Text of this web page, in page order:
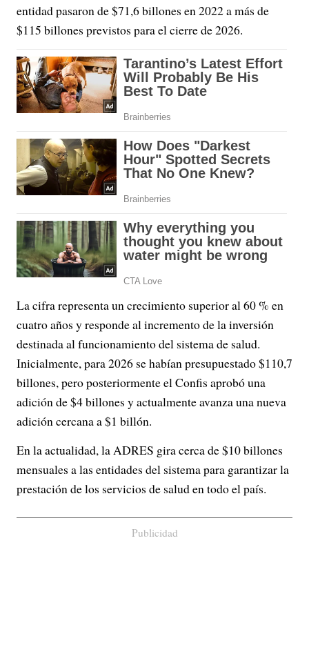
entidad pasaron de $71,6 billones en 2022 a más de
$115 billones previstos para el cierre de 2026.
La cifra representa un crecimiento superior al 60 % en
cuatro años y responde al incremento de la inversión
destinada al funcionamiento del sistema de salud.
Inicialmente, para 2026 se habían presupuestado $110,7
billones, pero posteriormente el Confis aprobó una
adición de $4 billones y actualmente avanza una nueva
adición cercana a $1 billón.
En la actualidad, la ADRES gira cerca de $10 billones
mensuales a las entidades del sistema para garantizar la
prestación de los servicios de salud en todo el país.
Publicidad